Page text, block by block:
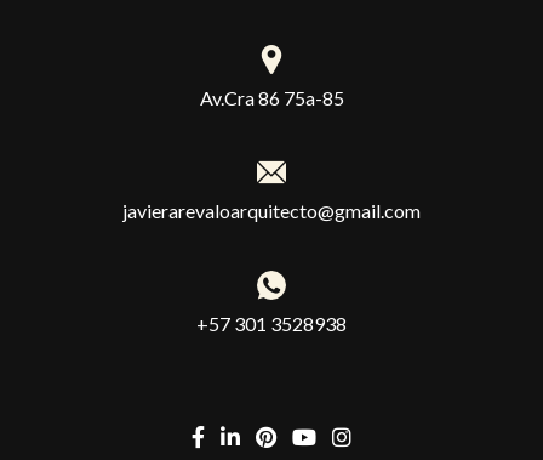
Av.Cra 86 75a-85
javierarevaloarquitecto@gmail.com
+57 301 3528938